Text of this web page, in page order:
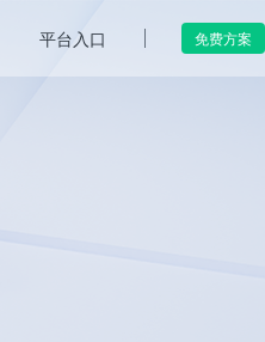
平台入口 免费方案